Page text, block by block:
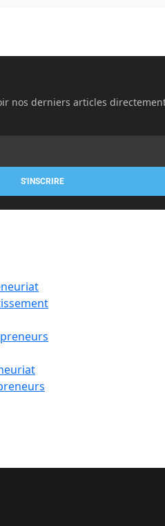
nos derniers articles
S'INSCRIRE